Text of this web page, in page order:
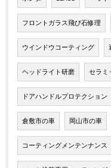
フロントガラス飛び石修理
ウインドウコーティング
ヘッドライト研磨 セラミ
ドアハンドルプロテクション
倉敷市の車 岡山市の車
コーティングメンテンナンス